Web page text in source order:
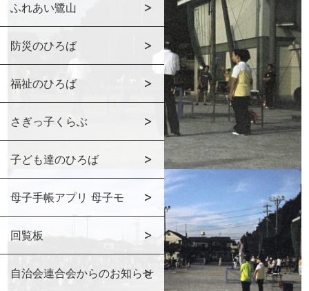
ふれあい鷺山
防災のひろば
福祉のひろば
さぎっ子くらぶ
子ども達のひろば
母子手帳アプリ 母子モ
回覧板
自治会連合会からのお知らせ